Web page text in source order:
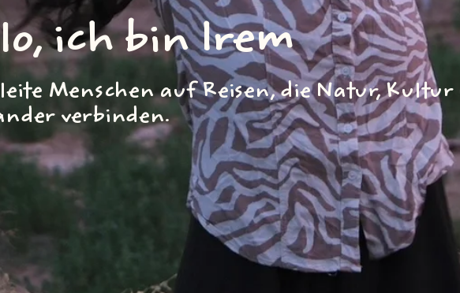
Menschen auf Reisen, die Natur,
verbinden.
ich bin Irem